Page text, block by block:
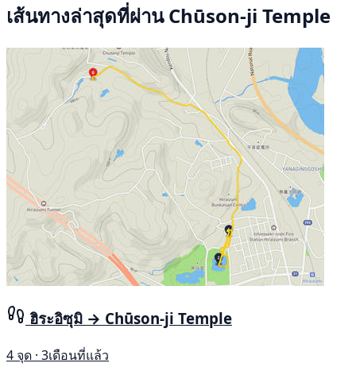
เส้นทางล่าสุดที่ผ่าน Chūson-ji Temple
ฮิระอิซุมิ → Chūson-ji Temple
4 จุด · 3เดือนที่แล้ว